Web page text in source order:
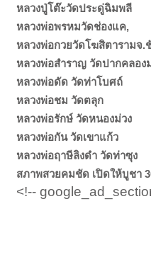
หลวงปู่โต๊ะวัดประดู่ฉิมพลี
หลวงพ่อพรหมวัดช่องแค,
หลวงพ่อกวยวัดโฆสิตารามจ.
หลวงพ่อสำราญ วัดปากคลอง
หลวงพ่อดัด วัดท่าโบศถ์
หลวงพ่อชม วัดตลุก
หลวงพ่อรักษ์ วัดหนองม่วง
หลวงพ่อกัน วัดเขาแก้ว
หลวงพ่อฤาษีลิงดำ วัดท่าซุง
สภาพสวยคมชัด เปิดให้บูชา
<!--